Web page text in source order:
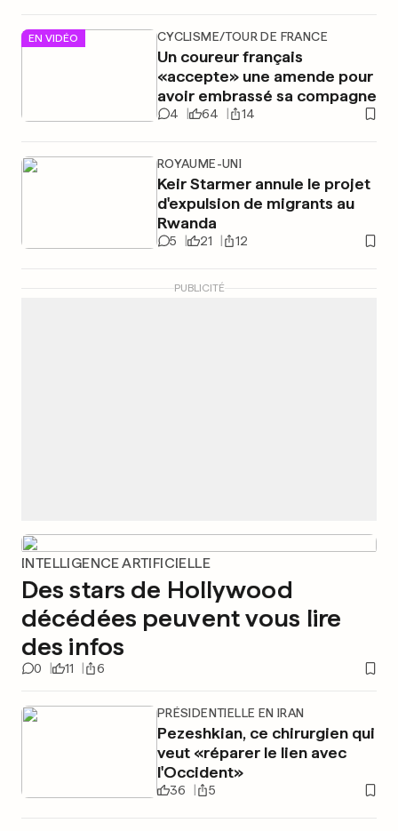
EN VIDÉO CYCLISME/TOUR DE FRANCE
Un coureur français
«accepte» une amende pour
avoir embrassé sa compagne
4 64 14
ROYAUME-UNI
Keir Starmer annule le projet
d'expulsion de migrants au
Rwanda
5 21 12
PUBLICITÉ
INTELLIGENCE ARTIFICIELLE
Des stars de Hollywood
décédées peuvent vous lire
des infos
0 11 6
PRÉSIDENTIELLE EN IRAN
Pezeshkian, ce chirurgien qui
veut «réparer le lien avec
l'Occident»
36 5